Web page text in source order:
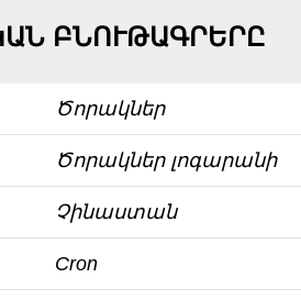
ԲՆՈՒԹԱԳՐԵՐԸ
Ծորակներ
Ծորակներ լոգարանի
Չինաստան
Cron